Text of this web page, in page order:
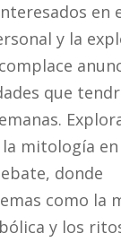
en
y la
que
mitología
donde
como la
y los